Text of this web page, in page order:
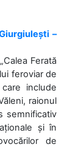
–
Ferată
feroviar de
include
raionul
semnificativ
și în
de